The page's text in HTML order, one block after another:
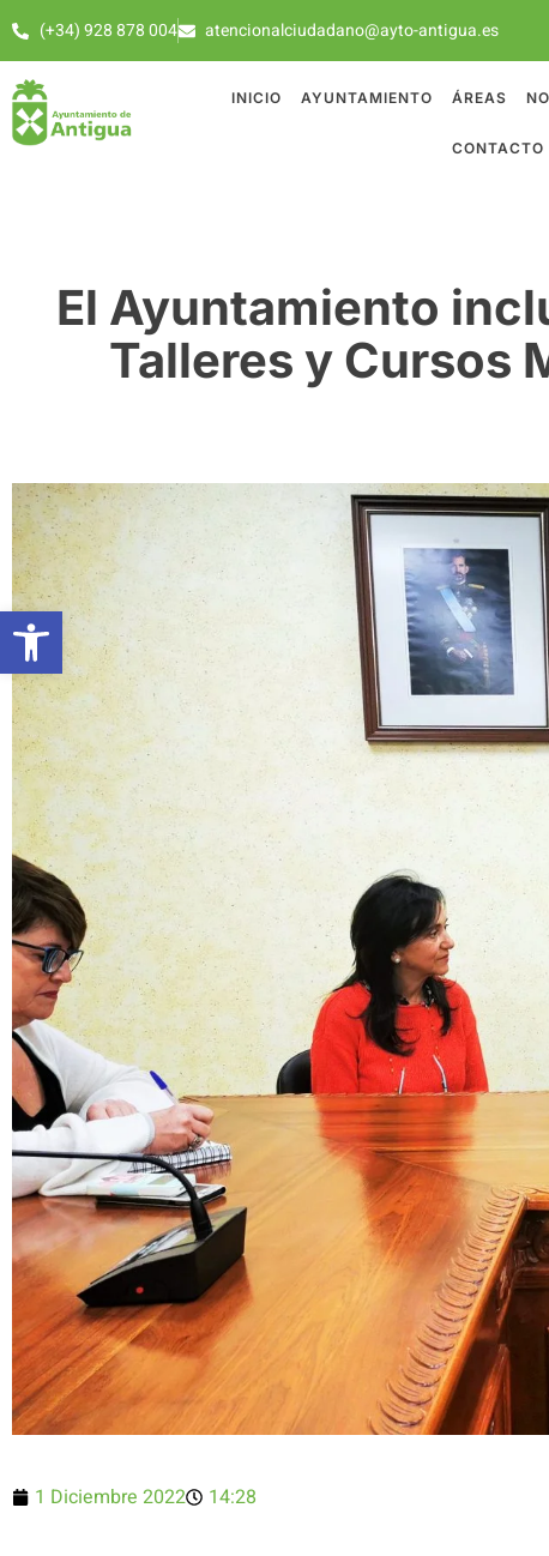
(+34) 928 878 004 atencionalciudadano@ayto-antigua.es
INICIO AYUNTAMIENTO ÁREAS
CONTACTO
El Ayuntamiento
Talleres y Cursos
1 Diciembre 2022 14:28
Abrir barra de herramientas